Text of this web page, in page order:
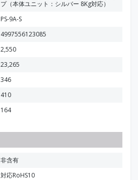
プ（本体ユニット：シルバー 8Kg対応）
PS-9A-S
4997556123085
2,550
23,265
346
410
164
非含有
対応RoHS10